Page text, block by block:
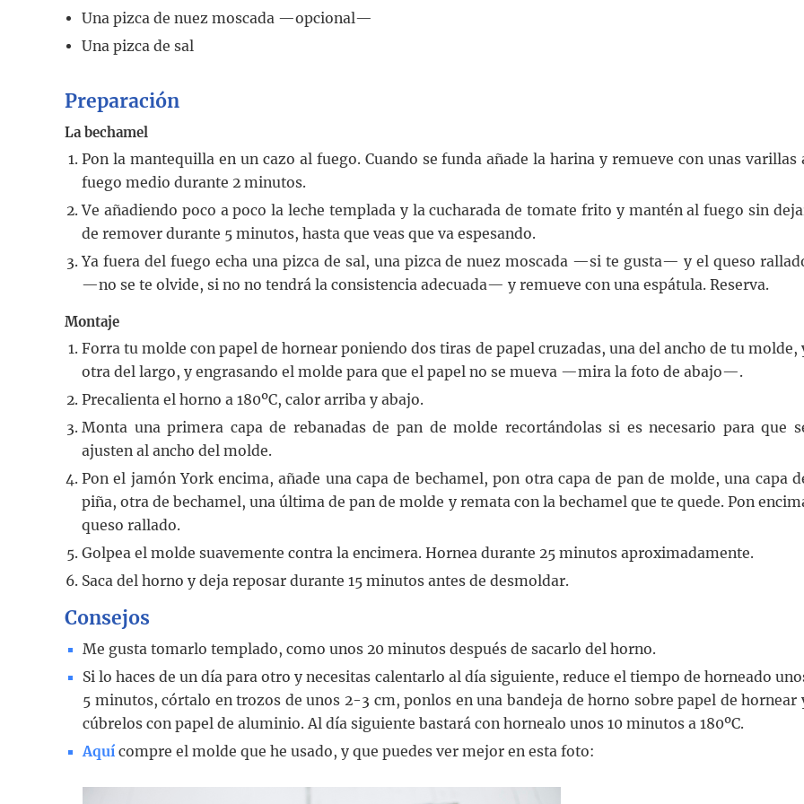
Una pizca de nuez moscada —opcional—
Una pizca de sal
Preparación
La bechamel
Pon la mantequilla en un cazo al fuego. Cuando se funda añade la harina y remueve con unas varillas
fuego medio durante 2 minutos.
Ve añadiendo poco a poco la leche templada y la cucharada de tomate frito y mantén al fuego sin
de remover durante 5 minutos, hasta que veas que va espesando.
Ya fuera del fuego echa una pizca de sal, una pizca de nuez moscada —si te gusta— y el queso
—no se te olvide, si no no tendrá la consistencia adecuada— y remueve con una espátula. Reserva.
Montaje
Forra tu molde con papel de hornear poniendo dos tiras de papel cruzadas, una del ancho de tu molde,
otra del largo, y engrasando el molde para que el papel no se mueva —mira la foto de abajo—.
Precalienta el horno a 180ºC, calor arriba y abajo.
Monta una primera capa de rebanadas de pan de molde recortándolas si es necesario para que
ajusten al ancho del molde.
Pon el jamón York encima, añade una capa de bechamel, pon otra capa de pan de molde, una capa
piña, otra de bechamel, una última de pan de molde y remata con la bechamel que te quede. Pon
queso rallado.
Golpea el molde suavemente contra la encimera. Hornea durante 25 minutos aproximadamente.
Saca del horno y deja reposar durante 15 minutos antes de desmoldar.
Consejos
Me gusta tomarlo templado, como unos 20 minutos después de sacarlo del horno.
Si lo haces de un día para otro y necesitas calentarlo al día siguiente, reduce el tiempo de horneado
5 minutos, córtalo en trozos de unos 2-3 cm, ponlos en una bandeja de horno sobre papel de hornear
cúbrelos con papel de aluminio. Al día siguiente bastará con hornealo unos 10 minutos a 180ºC.
Aquí compre el molde que he usado, y que puedes ver mejor en esta foto: